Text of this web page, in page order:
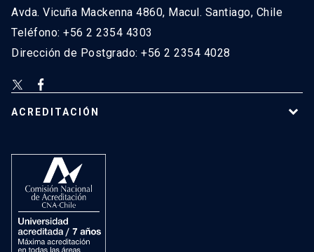
Avda. Vicuña Mackenna 4860, Macul. Santiago, Chile
Teléfono: +56 2 2354 4303
Dirección de Postgrado: +56 2 2354 4028
ACREDITACIÓN